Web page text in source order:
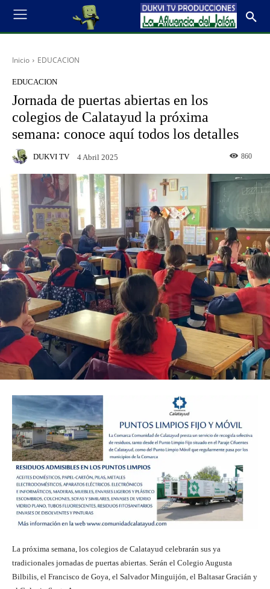
Inicio EDUCACION
EDUCACION
Jornada de puertas abiertas en los
colegios de Calatayud la próxima
semana: conoce aquí todos los detalles
DUKVI TV 4 Abril 2025 860
La próxima semana, los colegios de Calatayud celebrarán sus ya
tradicionales jornadas de puertas abiertas. Serán el Colegio Augusta
Bilbilis, el Francisco de Goya, el Salvador Minguijón, el Baltasar Gracián y